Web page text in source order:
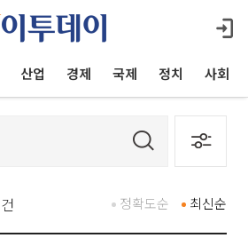
산업 경제 국제 정치 사회
건 최신순
정확도순